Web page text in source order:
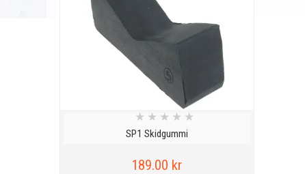
SP1 Skidgummi
★ ★ ★ ★ ★
189.00 kr